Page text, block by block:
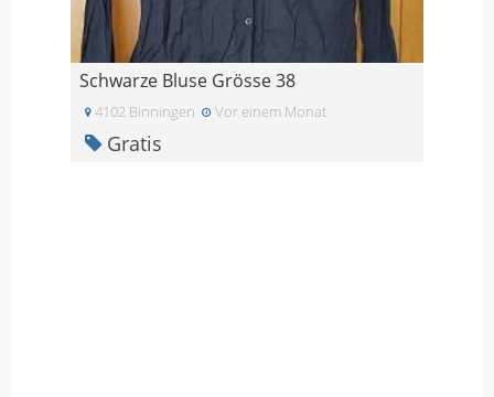
Schwarze Bluse Grösse 38
4102 Binningen Vor einem Monat
Gratis